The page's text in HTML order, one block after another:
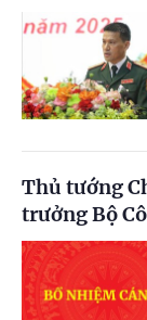
Thủ tướng
trưởng Bộ